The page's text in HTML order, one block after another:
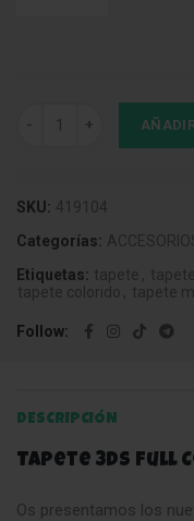
Tapete 3DS Full Color
SKU: 419104
Categorías:
Etiquetas: tapete , tapete
tapete colorido , tapete
Follow
DESCRIPCIÓN
Tapete 3DS Full
Os presentamos los